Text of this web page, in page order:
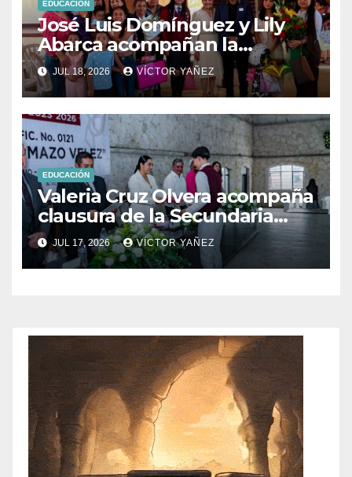
EDUCACIÓN
José Luis Domínguez y Lily
Abarca acompañan la
graduación del CBT Tlatlaya
en Coatepec.
JUL 18, 2026 VÍCTOR YAÑEZ
EDUCACIÓN
Valeria Cruz Olvera acompaña
clausura de la Secundaria
Oficial No. 0121 de Aculco y
reconoce el esfuerzo de la
generación 2023–2026
JUL 17, 2026 VÍCTOR YAÑEZ